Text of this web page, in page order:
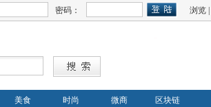
密码： 浏览
美食 时尚 微商 区块链